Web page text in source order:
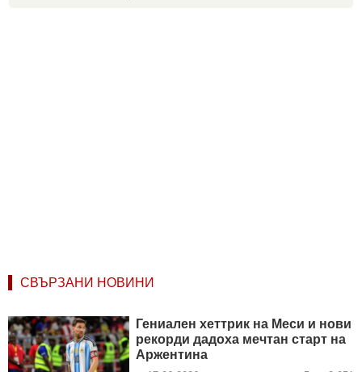
СВЪРЗАНИ НОВИНИ
Гениален хеттрик на Меси и нови
рекорди дадоха мечтан старт на
Аржентина